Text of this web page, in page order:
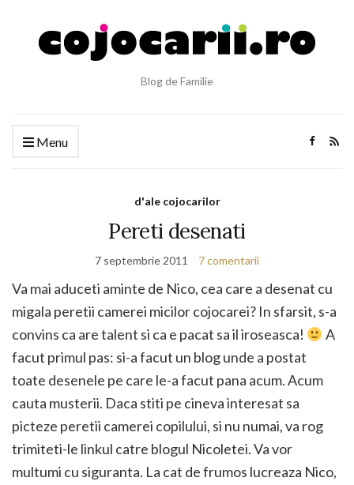
Blog de Familie
Menu
d'ale cojocarilor
Pereti desenati
7 septembrie 2011 7 comentarii
Va mai aduceti aminte de Nico, cea care a desenat cu
migala peretii camerei micilor cojocarei? In sfarsit, s-a
convins ca are talent si ca e pacat sa il iroseasca!
A
facut primul pas: si-a facut un blog unde a postat
toate desenele pe care le-a facut pana acum. Acum
cauta musterii. Daca stiti pe cineva interesat sa
picteze peretii camerei copilului, si nu numai, va rog
trimiteti-le linkul catre blogul Nicoletei. Va vor
multumi cu siguranta. La cat de frumos lucreaza Nico,